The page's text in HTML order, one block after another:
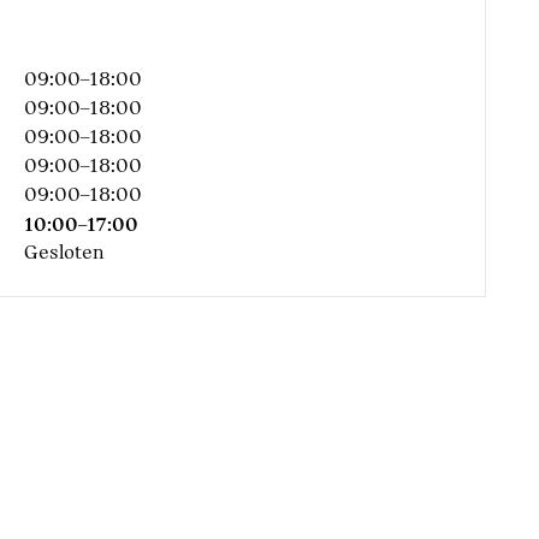
koppeling
09:00–18:00
09:00–18:00
09:00–18:00
09:00–18:00
09:00–18:00
10:00–17:00
Gesloten